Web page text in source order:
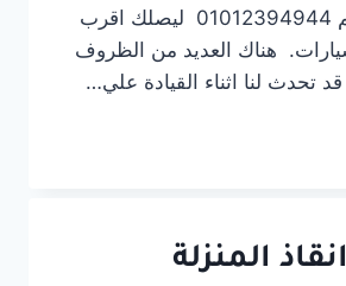
الان على رقم 01012394944 ليصلك اقرب
هناك العديد من الظروف
قد تحدث لنا اثناء القيادة علي…
المنزلة